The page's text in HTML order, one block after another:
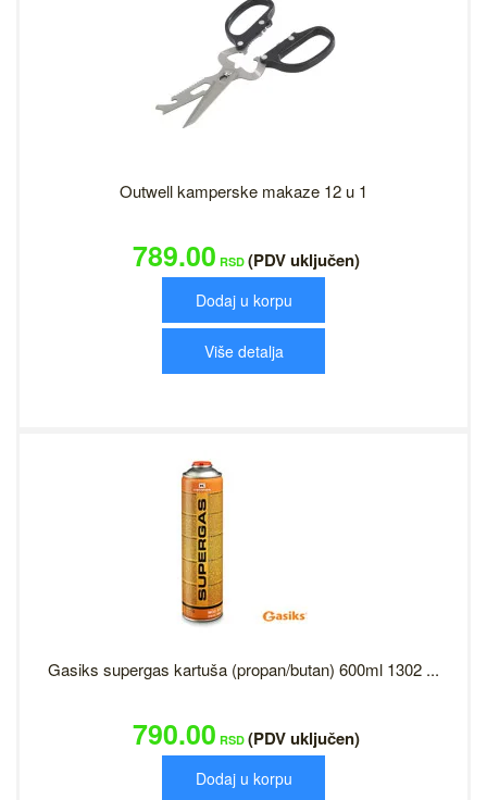
Outwell kamperske makaze 12 u 1
789.00 RSD (PDV uključen)
Dodaj u korpu
Više detalja
Gasiks supergas kartuša (propan/butan) 600ml 1302 ...
790.00 RSD (PDV uključen)
Dodaj u korpu